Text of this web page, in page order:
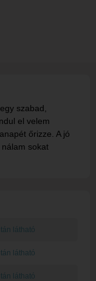
szabad,
el velem
őrizze. A jó
sokat
látható
látható
látható